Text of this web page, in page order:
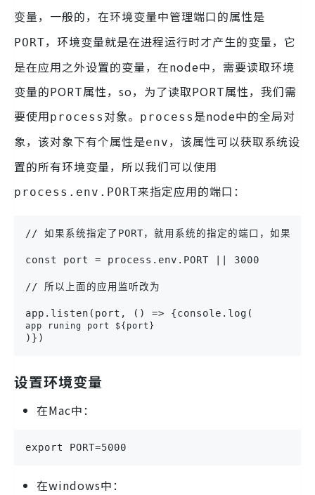
变量 ，一般的，在环境变量中管理端口的属性是
PORT，环境变量就是在进程运行时才产生的变量，它
是在应用之外设置的变量，在node中，需要读取环境
变量的PORT属性，so，为了读取PORT属性，我们需
要使用process对象 。 process 是node中的全局对
象，该对象下有个属性是env ，该属性可以获取系统设
置的所有环境变量，所以我们可以使用
process.env.PORT来指定应用的端口：
// 如果系统指定了PORT，就用系统的指定的端口，如果没
const port = process.env.PORT || 3000
// 所以上面的应用监听改为
app.listen(port, () => {console.log(
app runing port ${port}
)})
设置环境变量
在Mac中：
export PORT=5000
在windows中：